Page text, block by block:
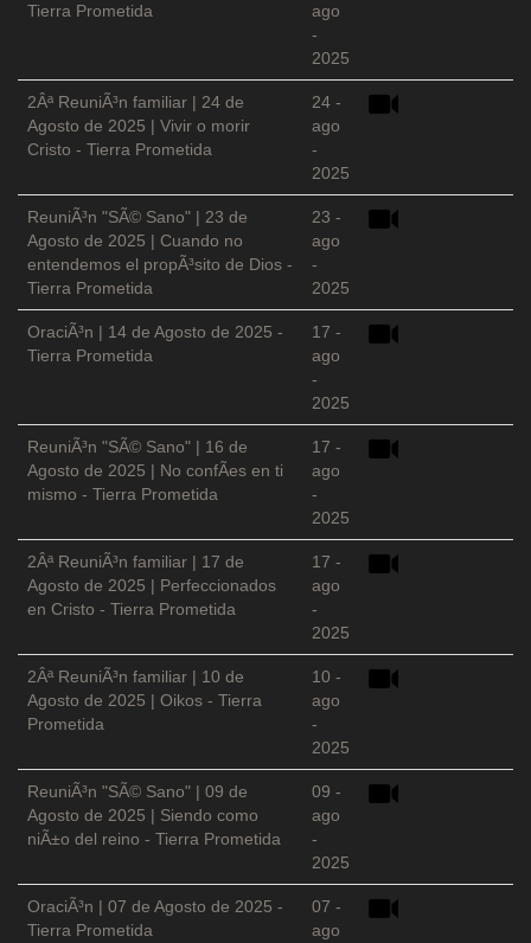
Tierra Prometida
ago
-
2025
2Âª ReuniÃ³n familiar | 24 de
Agosto de 2025 | Vivir o morir
Cristo - Tierra Prometida
24 -
ago
-
2025
ReuniÃ³n "SÃ© Sano" | 23 de
Agosto de 2025 | Cuando no
entendemos el propÃ³sito de Dios -
Tierra Prometida
23 -
ago
-
2025
OraciÃ³n | 14 de Agosto de 2025 -
Tierra Prometida
17 -
ago
-
2025
ReuniÃ³n "SÃ© Sano" | 16 de
Agosto de 2025 | No confÃ­es en ti
mismo - Tierra Prometida
17 -
ago
-
2025
2Âª ReuniÃ³n familiar | 17 de
Agosto de 2025 | Perfeccionados
en Cristo - Tierra Prometida
17 -
ago
-
2025
2Âª ReuniÃ³n familiar | 10 de
Agosto de 2025 | Oikos - Tierra
Prometida
10 -
ago
-
2025
ReuniÃ³n "SÃ© Sano" | 09 de
Agosto de 2025 | Siendo como
niÃ±o del reino - Tierra Prometida
09 -
ago
-
2025
OraciÃ³n | 07 de Agosto de 2025 -
Tierra Prometida
07 -
ago